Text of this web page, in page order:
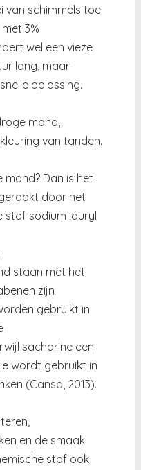
van schimmels toe
3%
wel een vieze
lang, maar
oplossing.
mond,
van tanden.
mond? Dan is het
door het
stof sodium lauryl
staan met het
zijn
gebruikt in
sacharine een
wordt gebruikt in
(Cansa, 2013).
en de smaak
stof ook